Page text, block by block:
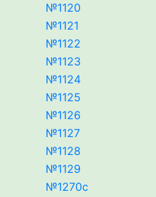
№1120
№1121
№1122
№1123
№1124
№1125
№1126
№1127
№1128
№1129
№1270с